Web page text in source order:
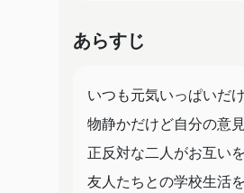
あらすじ
いつも元気いっぱいだ
物静かだけど自分の意
正反対な二人がお互い
友人たちとの学校生活